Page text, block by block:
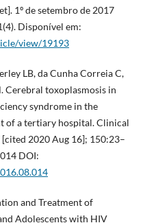
1º de setembro de 2017
Disponível em:
view/19193
LB, da Cunha Correia C,
Cerebral toxoplasmosis in
syndrome in the
of a tertiary hospital. Clinical
2020 Aug 16]; 150:23–
DOI:
and Treatment of
Adolescents with HIV